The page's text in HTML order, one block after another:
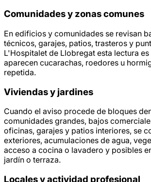
Comunidades y zonas comunes
En edificios y comunidades se revisan
técnicos, garajes, patios, trasteros y
L'Hospitalet de Llobregat esta lectura
aparecen cucarachas, roedores u
repetida.
Viviendas y jardines
Cuando el aviso procede de bloques
comunidades grandes, bajos
oficinas, garajes y patios interiores, se
exteriores, acumulaciones de agua,
acceso a cocina o lavadero y posibles
jardín o terraza.
Locales y actividad profesional